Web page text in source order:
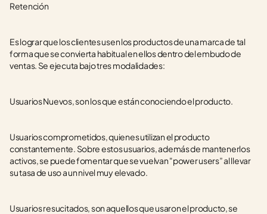
Retención
Es lograr que los clientes usen los productos de una marca de tal
forma que se convierta habitual en ellos dentro del embudo de
ventas. Se ejecuta bajo tres modalidades:
Usuarios Nuevos, son los que están conociendo el producto.
Usuarios comprometidos, quienes utilizan el producto
constantemente. Sobre estos usuarios, además de mantenerlos
activos, se puede fomentar que se vuelvan "power users” al llevar
su tasa de uso a un nivel muy elevado.
Usuarios resucitados, son aquellos que usaron el producto, se